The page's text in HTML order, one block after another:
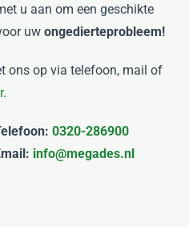
u aan om een geschikte
uw ongedierteprobleem!
ons op via telefoon, mail of
0320-286900
info@megades.nl